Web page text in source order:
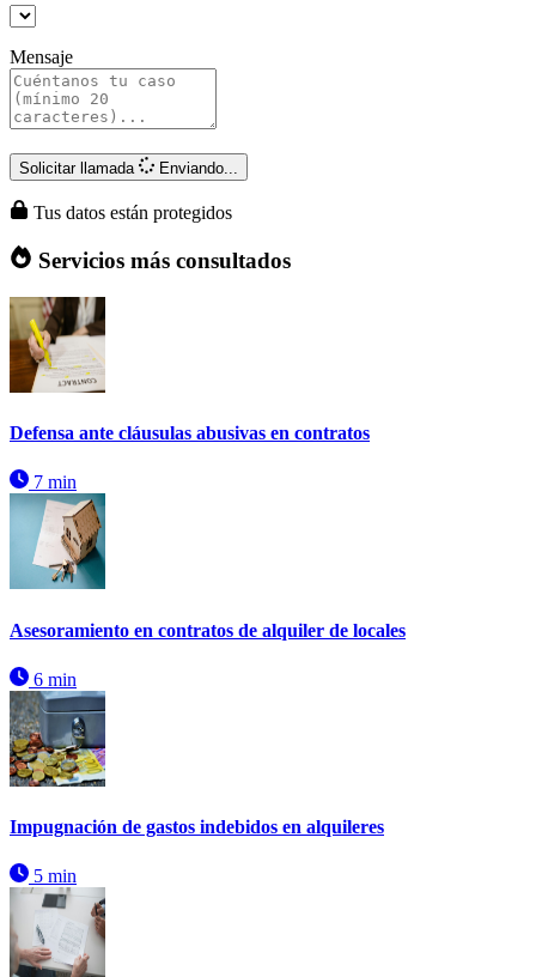
Mensaje
Solicitar llamada Enviando...
Tus datos están protegidos
Servicios más consultados
Defensa ante cláusulas abusivas en contratos
7 min
Asesoramiento en contratos de alquiler de locales
6 min
Impugnación de gastos indebidos en alquileres
5 min